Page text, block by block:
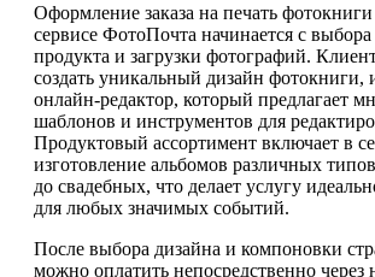
Оформление заказа на печать
сервисе ФотоПочта начинается с
продукта и загрузки фотографий.
создать уникальный дизайн фотокниги,
онлайн-редактор, который предлагает
шаблонов и инструментов для
Продуктовый ассортимент включает в
изготовление альбомов различных
до свадебных, что делает услугу
для любых значимых событий.
После выбора дизайна и компоновки
можно оплатить непосредственно через